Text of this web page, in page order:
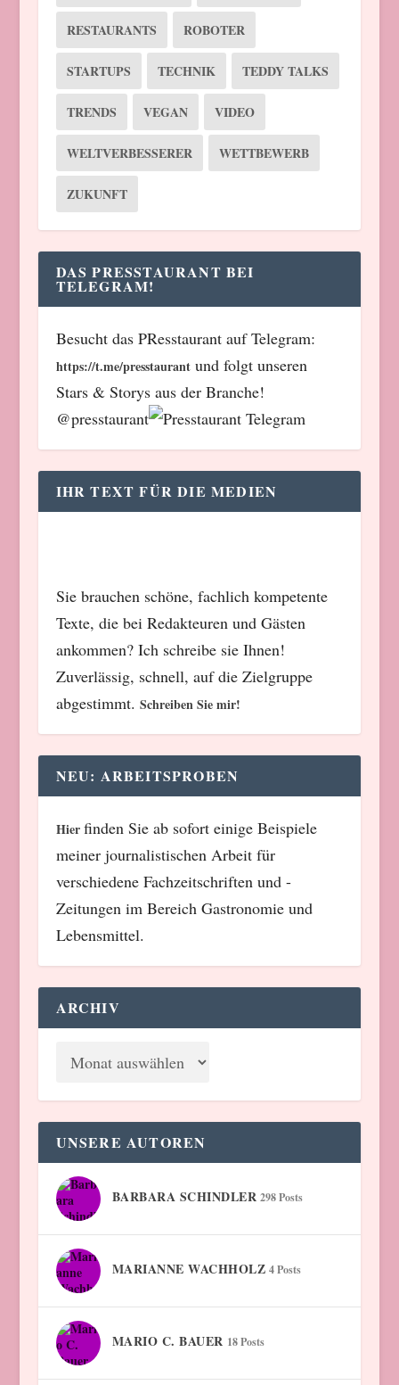
RESTAURANTS ROBOTER
STARTUPS TECHNIK TEDDY TALKS
TRENDS VEGAN VIDEO
WELTVERBESSERER WETTBEWERB
ZUKUNFT
DAS PRESSTAURANT BEI
TELEGRAM!
Besucht das PResstaurant auf Telegram:
https://t.me/presstaurantund folgt unseren
Stars & Storys aus der Branche!
@presstaurant
IHR TEXT FÜR DIE MEDIEN
Sie brauchen schöne, fachlich kompetente
Texte, die bei Redakteuren und Gästen
ankommen? Ich schreibe sie Ihnen!
Zuverlässig, schnell, auf die Zielgruppe
abgestimmt. Schreiben Sie mir!
NEU: ARBEITSPROBEN
Hierfinden Sie ab sofort einige Beispiele
meiner journalistischen Arbeit für
verschiedene Fachzeitschriften und -
Zeitungen im Bereich Gastronomie und
Lebensmittel.
ARCHIV
UNSERE AUTOREN
BARBARA SCHINDLER 298 Posts
MARIANNE WACHHOLZ 4 Posts
MARIO C. BAUER 18 Posts